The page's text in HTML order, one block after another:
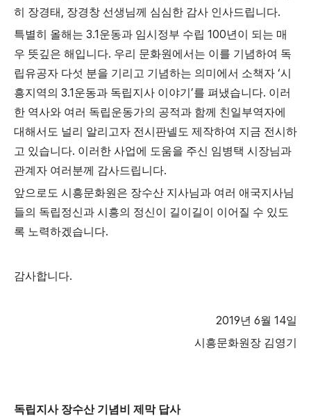
히 장경태 , 장경창 선생님께 심심한 감사 인사드립니다.
특별히 올해는 3.1운동과 임시정부 수립 100년이 되는 매
우 뜻깊은 해입니다. 우리 문화원에서는 이를 기념하여 독
립유공자 다섯 분을 기리고 기념하는 의미에서 소책자 ‘시
흥지역의 3.1운동과 독립지사 이야기 ’를 펴냈습니다. 이러
한 역사와 여러 독립운동가의 공적과 함께 친일부역자에
대해서도 널리 알리고자 전시판넬도 제작하여 지금 전시하
고 있습니다. 이러한 사업에 도움을 주신 임병택 시장님과
관계자 여러분께 감사드립니다.
앞으로도 시흥문화원은 장수산 지사님과 여러 애국지사님
들의 독립정신과 시흥의 정신이 길이길이 이어질 수 있도
록 노력하겠습니다.
감사합니다.
2019년 6월 14일
시흥문화원장 김영기
독립지사 장수산 기념비 제막 답사